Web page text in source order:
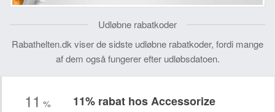
Udløbne rabatkoder
Rabathelten.dk viser de sidste udløbne rabatkoder, fordi mange
af dem også fungerer efter udløbsdatoen.
11 % 11% rabat hos Accessorize